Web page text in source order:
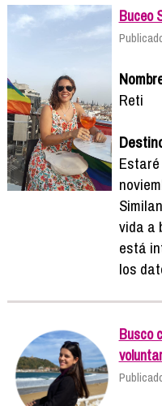
Buceo
Reti
vida a
está
los
Busco